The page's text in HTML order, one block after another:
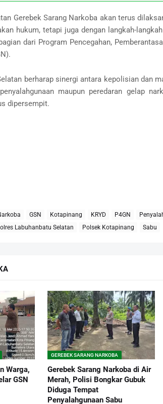
Gerebek Sarang Narkoba akan terus
hukum, tetapi juga dengan langkah-
dari Program Pencegahan,
berharap sinergi antara kepolisian dan
maupun peredaran gelap
dipersempit.
GSN Kotapinang KRYD P4GN
Labuhanbatu Selatan Polsek Kotapinang Sabu
Warga,
GSN
GEREBEK SARANG NARKOBA
Gerebek Sarang Narkoba di Air
Merah, Polisi Bongkar Gubuk
Diduga Tempat
Penyalahgunaan Sabu